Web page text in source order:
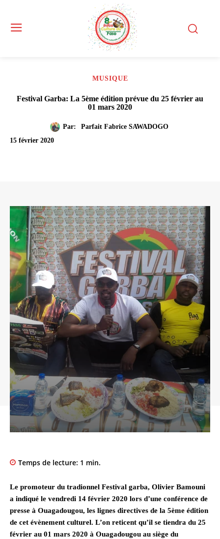
MUSIQUE
Festival Garba: La 5ème édition prévue du 25 février au
01 mars 2020
Par:
Parfait Fabrice SAWADOGO
15 février 2020
Temps de lecture: 1 min.
Le promoteur du tradionnel Festival garba, Olivier Bamouni
a indiqué le vendredi 14 février 2020 lors d’une conférence de
presse à Ouagadougou, les lignes directives de la 5ème édition
de cet évènement culturel. L’on reticent qu’il se tiendra du 25
février au 01 mars 2020 à Ouagadougou au siège du